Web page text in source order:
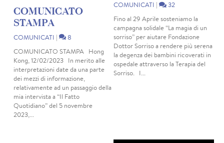
COMUNICATO
STAMPA
COMUNICATI |
8
COMUNICATO STAMPA Hong
Kong, 12/02/2023 In merito alle
interpretazioni date da una parte
dei mezzi di informazione,
relativamente ad un passaggio della
mia intervista a “Il Fatto
Quotidiano” del 5 novembre
2023,...
COMUNICATI |
32
Fino al 29 Aprile sosteniamo la
campagna solidale “La magia di un
sorriso” per aiutare Fondazione
Dottor Sorriso a rendere più serena
la degenza dei bambini ricoverati in
ospedale attraverso la Terapia del
Sorriso. I...